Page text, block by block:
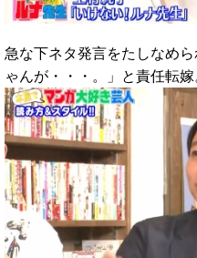
急な下ネタ発言をたしなめ
ゃんが・・・。」と責任転嫁